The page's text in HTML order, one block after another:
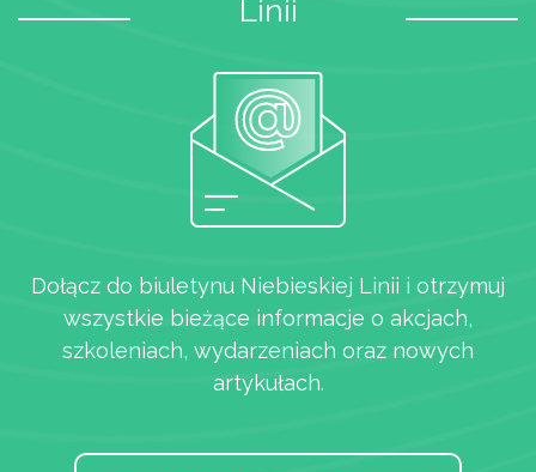
Linii
Dołącz do biuletynu Niebieskiej Linii i otrzymuj
wszystkie bieżące informacje o akcjach,
szkoleniach, wydarzeniach oraz nowych
artykułach.